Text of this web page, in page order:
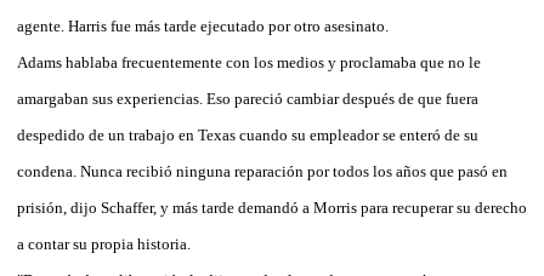
agente. Harris fue más tarde ejecutado por otro asesinato.
Adams hablaba frecuentemente con los medios y proclamaba que no le
amargaban sus experiencias. Eso pareció cambiar después de que fuera
despedido de un trabajo en Texas cuando su empleador se enteró de su
condena. Nunca recibió ninguna reparación por todos los años que pasó en
prisión, dijo Schaffer, y más tarde demandó a Morris para recuperar su derecho
a contar su propia historia.